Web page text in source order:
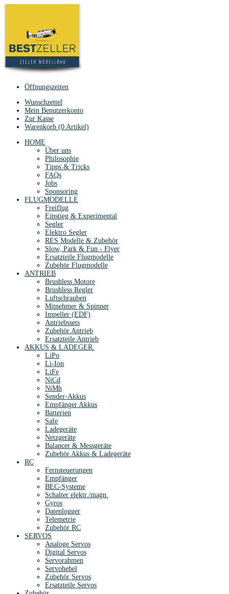
Öffnungszeiten
Wunschzettel
Mein Benutzerkonto
Zur Kasse
Warenkorb (0 Artikel)
HOME
Über uns
Philosophie
Tipps & Tricks
FAQs
Jobs
Sponsoring
FLUGMODELLE
Freiflug
Einstieg & Experimental
Segler
Elektro Segler
RES Modelle & Zubehör
Slow, Park & Fun - Flyer
Ersatzteile Flugmodelle
Zubehör Flugmodelle
ANTRIEB
Brushless Motore
Brushless Regler
Luftschrauben
Mitnehmer & Spinner
Impeller (EDF)
Antriebssets
Zubehör Antrieb
Ersatzteile Antrieb
AKKUS & LADEGER.
LiPo
Li-Ion
LiFe
NiCd
NiMh
Sender-Akkus
Empfänger Akkus
Batterien
Safe
Ladegeräte
Netzgeräte
Balancer & Messgeräte
Zubehör Akkus & Ladegeräte
RC
Fernsteuerungen
Empfänger
BEC-Systeme
Schalter elektr./magn.
Gyros
Datenlogger
Telemetrie
Zubehör RC
SERVOS
Analoge Servos
Digital Servos
Servorahmen
Servohebel
Zubehör Servos
Ersatzteile Servos